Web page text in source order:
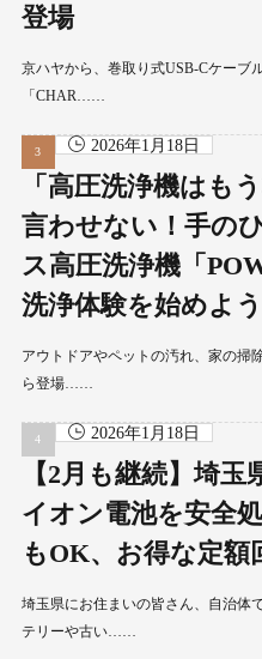
登場
京ハヤから、巻取り式USB-Cケーブ
「CHAR……
2026年1月18日
「高圧洗浄機はも
言わせない！手の
ス高圧洗浄機「
洗浄体験を始めよう
アウトドアやペットの汚れ、家の掃
ら登場……
2026年1月18日
【2月も継続】埼
イオン電池を安全
もOK、お得な定額
埼玉県にお住まいの皆さん、自治体
テリーや古い……